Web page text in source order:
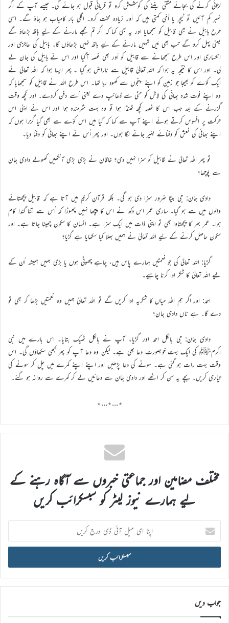
لڑائی کرنے کی بجائے متقی بننے کی کوشش کرو تو قربانی قبول ہو جائے گی۔ جیسے آپ کے اگر
نمبر کم آئیں تو ٹیچر یا اُمّی کہتی ہیں کہ اَور زیادہ محنت کرو۔ اگلی بار کامیاب ہو جاؤ گے۔ اسی
طرح ہابیل نے بھی قابیل کو سمجھایا اور یہ بھی کہا کہ اگر تم مجھے مارنے کے لیے ہاتھ بڑھاؤ گے
یعنی پہل کرو گے تب بھی مَیں تمہیں مارنے کے لیے ہاتھ نہیں بڑھاؤں گا۔ ہابیل کی عاجزی اور
انکساری اور اس طرح سمجھانے سے قابیل کو اَور بھی غصہ آگیا اور اس نے ہابیل کی جان لے
لی۔ اور اس کا نتیجہ یہ ہوا کہ اللہ تعالیٰ قابیل سے ناراض ہو گیا ۔ پھر ایسا ہوا کہ اللہ تعالیٰ نے
ایک کوّے کو بھیجا جو زمین کو اپنے پنجوں سے کھود رہا تھا۔ اس طرح اللہ نے قابیل کو سمجھایا کہ
وہ اپنے فوت شدہ بھائی کی لاش کو مٹی سے ڈھانپ دے یعنی اُسے دفن کردے۔ اور کچھ وقت
گزرنے کے بعد جب اس کا غصہ کچھ ٹھنڈا ہوا تو وہ بہت شرمندہ ہوا اور اس نے اپنی اس
حرکت پر افسوس کرتے ہوئے اپنے آپ سے کہا کہ کیا میں اس کوّے سے بھی گیا گزرا ہوں کہ
اپنے بھائی کی نعش کو دفنائے بغیر جانے لگا ہوں۔ اور پھر اُس نے اپنے بھائی کو دفنا دیا۔
تو پھر اللہ تعالیٰ نے قابیل کو سزا نہیں دی؟ خاقان نے بڑی بڑی آنکھیں کھولے دادی جان
سے پوچھا؟
دادی جان: جی بیٹا ضرور سزا دی ہو گی۔ بلکہ قرآنِ کریم میں آتا ہے کہ قابیل پچھتانے
والوں میں سے ہو گیا۔ ساری عمر اس دکھ نے اس کا پیچھا نہیں چھوڑا کہ اُس سے اتنا گندا کام
ہوا۔ عمر بھر کا پچھتاوا بھی تو اپنی ذات میں ایک سزا ہے۔ انسان کا سکون چھینا جاتا ہے۔ اور
سکون حاصل کرنے کے لیے اللہ تعالیٰ نے ہمیں بھلا کیا سکھایا ہے گڑیا؟
گڑیا: اللہ تعالیٰ کی جو نعمتیں ہمارے پاس ہیں، چاہے چھوٹی ہوں یا بڑی ہمیں ہمیشہ اُن کے
لیے اللہ تعالیٰ کا شکر ادا کرنا چاہیے۔
احمد: اور اگر ہم اللہ میاں کا شکریہ ادا کریں گے تو اللہ تعالیٰ ہمیں وہ نعمتیں بڑھا کر بھی تو
دے گا۔ ہے ناں دادی جان؟
دادی جان: جی بالکل احمد اور گڑیا۔ آپ نے بالکل ٹھیک بتایا۔ اس بارے میں نبی
اکرمﷺ کی ایک بہت خوبصورت دعا بھی ہے۔ لیکن وہ دعا آپ کو پھر کبھی سکھاؤں گی۔ اس
وقت بہت رات ہو گئی ہے۔ سونے کی دعا پڑھیں اور اپنے اپنے کمرے میں چل کر سونے کی
تیاری کریں۔ بچے یہ سن کر اٹھے اور دادی جان سے دعائیں لے کر کمرے سے روانہ ہو گئے۔
٭…٭…٭
مختلف مضامین اور جماعتی خبروں سے آگاہ رہنے کے
لیے ہمارے نیوز لیٹر کو سبسکرائب کریں
اپنا
ای
میل
ڈی
درج
کریں
جواب دیں